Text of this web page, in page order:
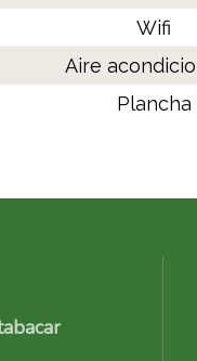
Wifi
Aire
Plancha